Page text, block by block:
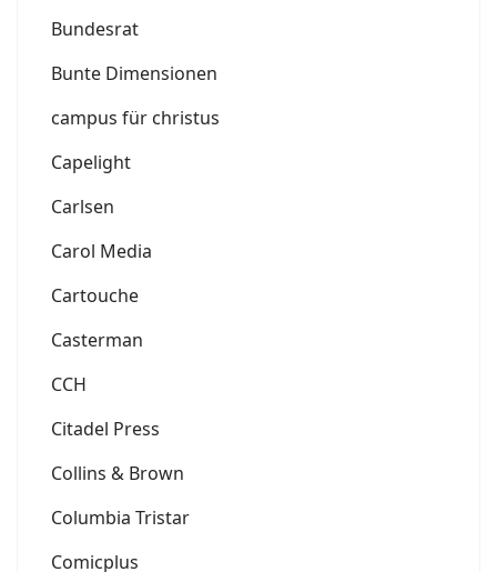
Bundesrat
Bunte Dimensionen
campus für christus
Capelight
Carlsen
Carol Media
Cartouche
Casterman
CCH
Citadel Press
Collins & Brown
Columbia Tristar
Comicplus